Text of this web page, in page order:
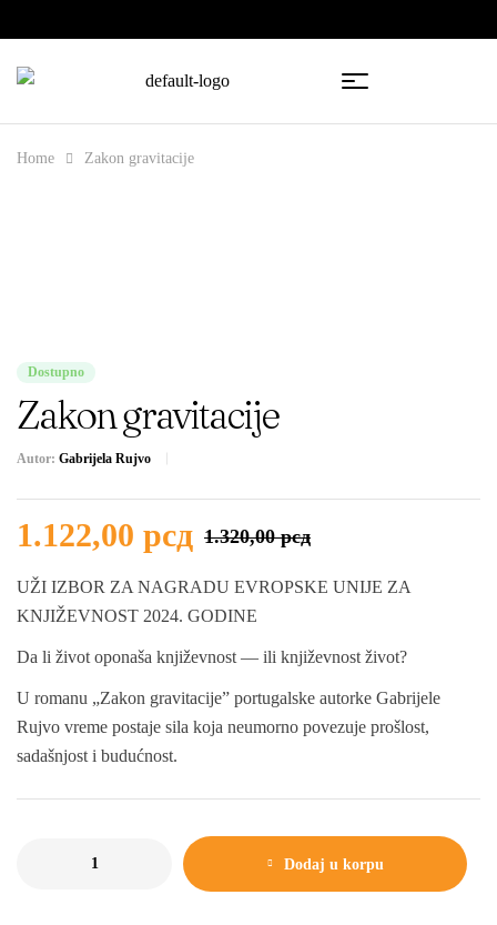
Home Zakon gravitacije
Dostupno
Zakon gravitacije
Autor: Gabrijela Rujvo
1.320,00рсд
1.122,00 рсд
UŽI IZBOR ZA NAGRADU EVROPSKE UNIJE ZA
KNJIŽEVNOST 2024. GODINE
Da li život oponaša književnost — ili književnost život?
U romanu „Zakon gravitacije” portugalske autorke Gabrijele
Rujvo vreme postaje sila koja neumorno povezuje prošlost,
sadašnjost i budućnost.
Dodaj u korpu